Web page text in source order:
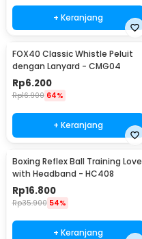
+ Keranjang
FOX40 Classic Whistle Peluit
dengan Lanyard - CMG04
Rp6.200
Rp16.900 64%
+ Keranjang
Boxing Reflex Ball Training Love
with Headband - HC408
Rp16.800
Rp35.900 54%
+ Keranjang